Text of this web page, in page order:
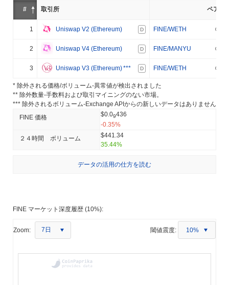
# 取引所 ペア
1 Uniswap V2 (Ethereum) D FINE/WETH
2 Uniswap V4 (Ethereum) D FINE/MANYU
3 Uniswap V3 (Ethereum)*** D FINE/WETH
* 除外される価格/ボリューム-異常値が検出されました
** 除外数量-手数料および取引マイニングのない市場。
*** 除外されるボリューム-Exchange APIからの新しいデータはありません
FINE 価格
$0.09436
-0.35%
２４時間 ボリューム
$441.34
35.44%
データの活用の仕方を読む
FINE マーケット深度履歴 (10%):
Zoom: 7日 閾値震度: 10%